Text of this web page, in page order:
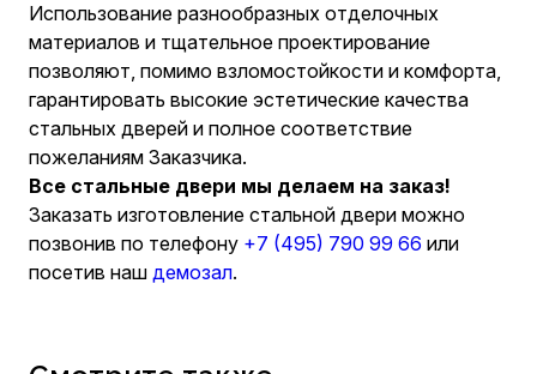
Использование разнообразных отделочных
материалов и тщательное проектирование
позволяют, помимо взломостойкости и комфорта,
гарантировать высокие эстетические качества
стальных дверей и полное соответствие
пожеланиям Заказчика.
Все стальные двери мы делаем на заказ!
Заказать изготовление стальной двери можно
позвонив по телефону +7 (495) 790 99 66 или
посетив наш демозал.